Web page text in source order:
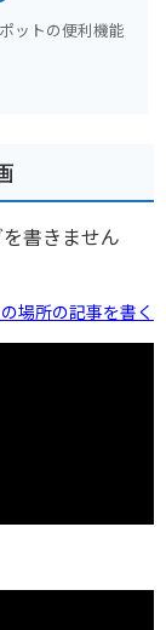
ットの便利機能
書きません
場所の記事を書く